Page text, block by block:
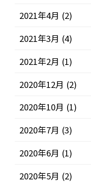
2021年4月 (2)
2021年3月 (4)
2021年2月 (1)
2020年12月 (2)
2020年10月 (1)
2020年7月 (3)
2020年6月 (1)
2020年5月 (2)